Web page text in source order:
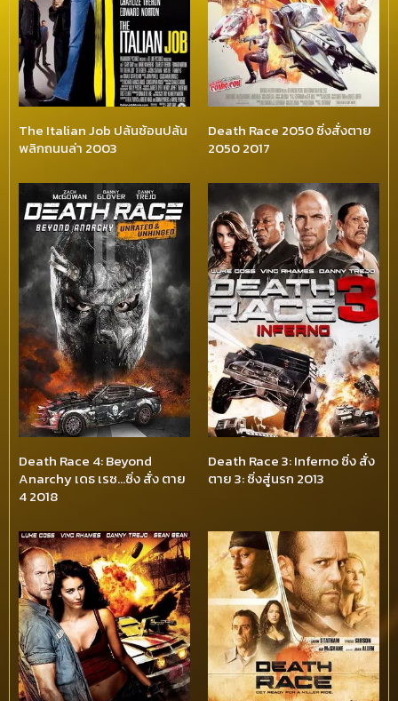
The Italian Job ปล้นซ้อนปล้น
พลิกถนนล่า 2003
Death Race 2050 ซิ่งสั่งตาย
2050 2017
Death Race 4: Beyond
Anarchy เดธ เรซ…ซิ่ง สั่ง ตาย
4 2018
Death Race 3: Inferno ซิ่ง สั่ง
ตาย 3: ซิ่งสู่นรก 2013